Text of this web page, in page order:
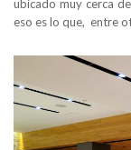
ubicado muy cerca
eso es lo que, entre